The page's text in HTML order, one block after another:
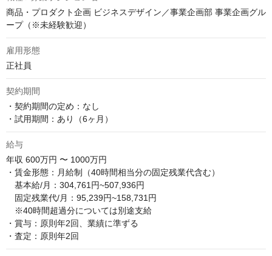
商品・プロダクト企画 ビジネスデザイン／事業企画部 事業企画グル
ープ（※未経験歓迎）
雇用形態
正社員
契約期間
・契約期間の定め：なし
・試用期間：あり（6ヶ月）
給与
年収 600万円 〜 1000万円
・賃金形態：月給制（40時間相当分の固定残業代含む）
基本給/月：304,761円~507,936円
固定残業代/月：95,239円~158,731円
※40時間超過分については別途支給
・賞与：原則年2回、業績に準ずる
・査定：原則年2回